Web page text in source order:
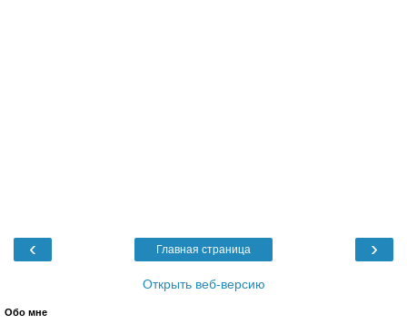
‹ ›
Главная страница
Открыть веб-версию
Обо мне